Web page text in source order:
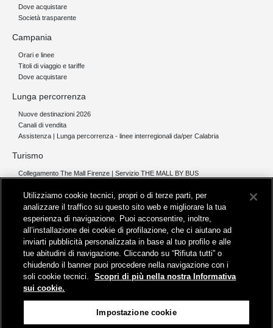
Dove acquistare
Società trasparente
Campania
Orari e linee
Titoli di viaggio e tariffe
Dove acquistare
Lunga percorrenza
Nuove destinazioni 2026
Canali di vendita
Assistenza | Lunga percorrenza - linee interregionali da/per Calabria
Turismo
Collegamento The Mall Firenze | Servizio THE MALL BY BUS
Servizi di noleggio con conducente
Servizio di navigazione sul Lago Trasimeno
News e comunicati stampa
Comunicati stampa
Busitalia – Sita Nord, Gruppo FS Italiane, è attiva nei servizi di
trasporto locale in Italia ed all'estero, che gestisce direttamente o
attraverso società controllate.
Sede Amministrativa:Viale Fratelli Rosselli, 80 - 50123 Firenze
P.zza della Croce Rossa, 1 - 00161 Roma
Utilizziamo cookie tecnici, propri o di terze parti, per
analizzare il traffico su questo sito web e migliorare la tua
esperienza di navigazione. Puoi acconsentire, inoltre,
all’installazione dei cookie di profilazione, che ci aiutano ad
inviarti pubblicità personalizzata in base al tuo profilo e alle
tue abitudini di navigazione. Cliccando su “Rifiuta tutti” o
chiudendo il banner puoi procedere nella navigazione con i
soli cookie tecnici.
Scopri di più nella nostra Informativa
sui cookie.
Impostazione cookie